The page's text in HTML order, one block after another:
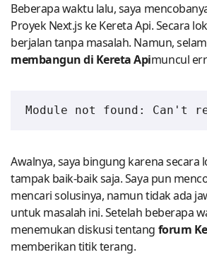
Beberapa waktu lalu, saya
Proyek Next.js ke Kereta Api. Secara
berjalan tanpa masalah. Namun,
membangun di Kereta Apimuncul
Module not found: Can't
Awalnya, saya bingung karena secara
tampak baik-baik saja. Saya pun
mencari solusinya, namun tidak ada
untuk masalah ini. Setelah beberapa
menemukan diskusi tentang forum
memberikan titik terang.